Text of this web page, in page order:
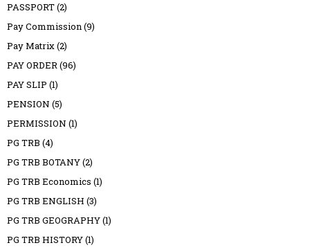
PASSPORT(2)
Pay Commission(9)
Pay Matrix(2)
PAY ORDER(96)
PAY SLIP (1)
PENSION (5)
PERMISSION (1)
PG TRB (4)
PG TRB BOTANY(2)
PG TRB Economics (1)
PG TRB ENGLISH (3)
PG TRB GEOGRAPHY(1)
PG TRB HISTORY(1)